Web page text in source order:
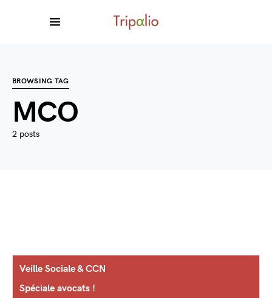
BROWSING TAG
MCO
2 posts
Veille Sociale & CCN
Spéciale avocats !